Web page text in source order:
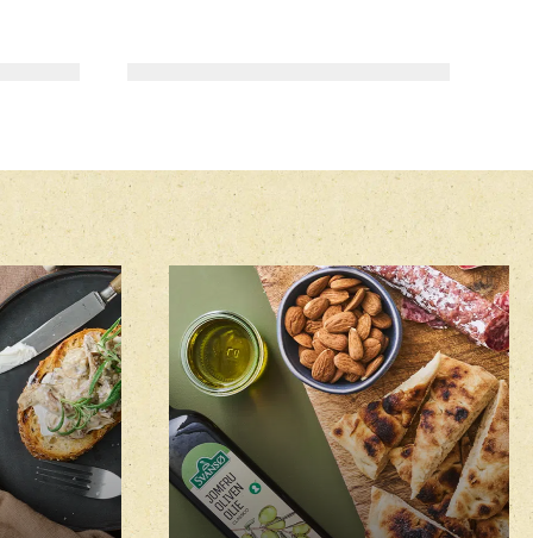
RODFRUGTSFRITTER OG
ESTRAGONMAYO